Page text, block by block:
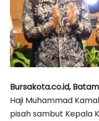
Bursakota.co.id,
Haji Muhammad
pisah sambut Kepala